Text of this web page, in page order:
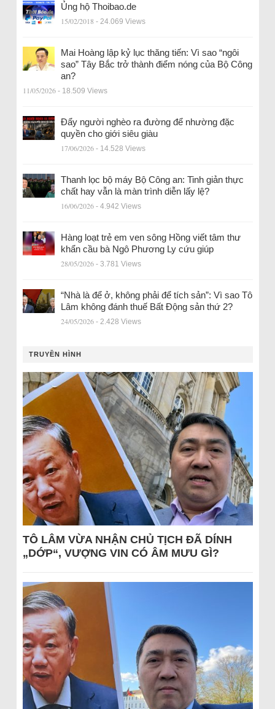
Ủng hộ Thoibao.de
15/02/2018 - 24.069 Views
Mai Hoàng lập kỷ lục thăng tiến: Vì sao “ngôi
sao” Tây Bắc trở thành điểm nóng của Bộ Công
an?
11/05/2026 - 18.509 Views
Đẩy người nghèo ra đường để nhường đặc
quyền cho giới siêu giàu
17/06/2026 - 14.528 Views
Thanh lọc bộ máy Bộ Công an: Tinh giản thực
chất hay vẫn là màn trình diễn lấy lệ?
16/06/2026 - 4.942 Views
Hàng loạt trẻ em ven sông Hồng viết tâm thư
khẩn cầu bà Ngô Phương Ly cứu giúp
28/05/2026 - 3.781 Views
“Nhà là để ở, không phải để tích sản”: Vì sao Tô
Lâm không đánh thuế Bất Động sản thứ 2?
24/05/2026 - 2.428 Views
TRUYỀN HÌNH
TÔ LÂM VỪA NHẬN CHỦ TỊCH ĐÃ DÍNH
„DỚP“, VƯỢNG VIN CÓ ÂM MƯU GÌ?